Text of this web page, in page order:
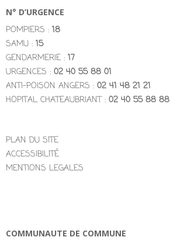
N° D’URGENCE
POMPIERS : 18
SAMU : 15
GENDARMERIE : 17
URGENCES : 02 40 55 88 01
ANTI-POISON ANGERS : 02 41 48 21 21
HOPITAL CHATEAUBRIANT : 02 40 55 88 88
PLAN DU SITE
ACCESSIBILITÉ
MENTIONS LEGALES
COMMUNAUTE DE COMMUNE